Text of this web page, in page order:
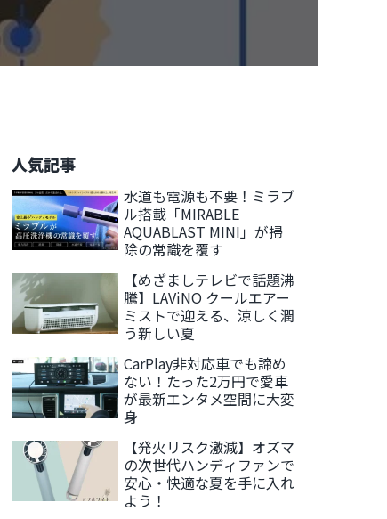
人気記事
水道も電源も不要！ミラブ
ル搭載「MIRABLE
AQUABLAST MINI」が掃
除の常識を覆す
【めざましテレビで話題沸
騰】LAViNO クールエアー
ミストで迎える、涼しく潤
う新しい夏
CarPlay非対応車でも諦め
ない！たった2万円で愛車
が最新エンタメ空間に大変
身
【発火リスク激減】オズマ
の次世代ハンディファンで
安心・快適な夏を手に入れ
よう！